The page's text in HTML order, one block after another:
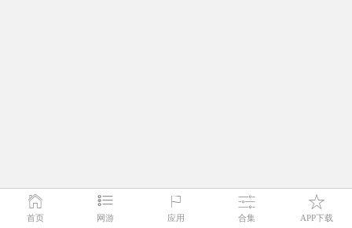
首页 网游 应用 合集 APP下载